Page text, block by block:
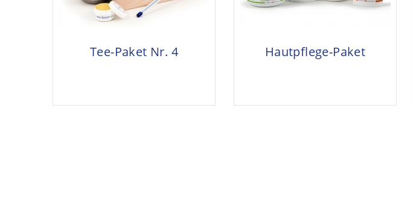
Tee-Paket Nr. 4 Hautpflege-Paket